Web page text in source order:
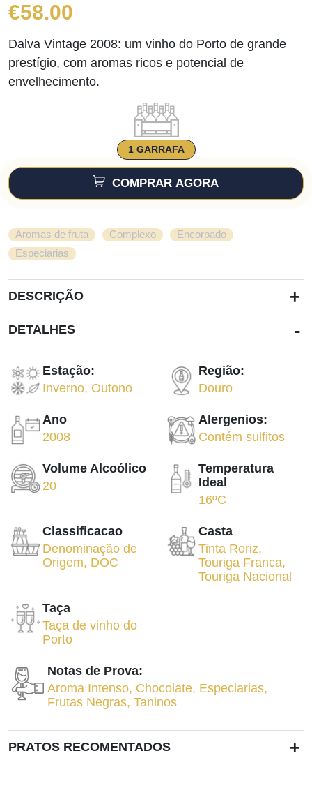
€58.00
Dalva Vintage 2008: um vinho do Porto de grande
prestígio, com aromas ricos e potencial de
envelhecimento.
1 GARRAFA
COMPRAR AGORA
Aromas de fruta Complexo Encorpado
Especiarias
DESCRIÇÃO +
DETALHES -
Estação:
Inverno, Outono
Região:
Douro
Ano
2008
Alergenios:
Contém sulfitos
Volume Alcoólico
20
Temperatura
Ideal
16ºC
Classificacao
Denominação de
Origem, DOC
Casta
Tinta Roriz,
Touriga Franca,
Touriga Nacional
Taça
Taça de vinho do
Porto
Notas de Prova:
Aroma Intenso, Chocolate, Especiarias,
Frutas Negras,Taninos
PRATOS RECOMENTADOS +